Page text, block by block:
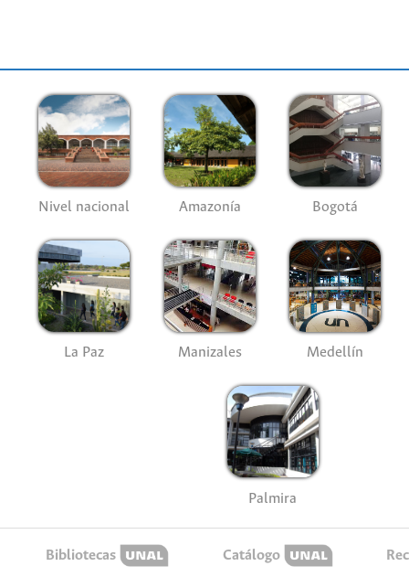
Nivel nacional Amazonía Bogotá
La Paz Manizales Medellín
Palmira
Bibliotecas Catálogo